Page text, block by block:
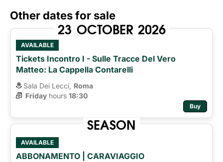
Other dates for sale
23 OCTOBER 2026
AVAILABLE
Tickets Incontro I - Sulle Tracce Del Vero
Matteo: La Cappella Contarelli
Sala Dei Lecci, Roma
Friday hours 18:30
Buy
SEASON
AVAILABLE
ABBONAMENTO | CARAVIAGGIO